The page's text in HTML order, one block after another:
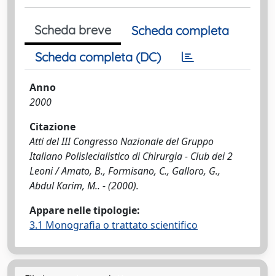
Scheda breve
Scheda completa
Scheda completa (DC)
Anno
2000
Citazione
Atti del III Congresso Nazionale del Gruppo
Italiano Polislecialistico di Chirurgia - Club dei 2
Leoni / Amato, B., Formisano, C., Galloro, G.,
Abdul Karim, M.. - (2000).
Appare nelle tipologie:
3.1 Monografia o trattato scientifico